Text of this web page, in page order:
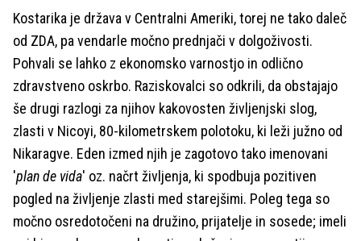
Kostarika je država v Centralni Ameriki, torej ne tako daleč
od ZDA, pa vendarle močno prednjači v dolgoživosti.
Pohvali se lahko z ekonomsko varnostjo in odlično
zdravstveno oskrbo. Raziskovalci so odkrili, da obstajajo
še drugi razlogi za njihov kakovosten življenjski slog,
zlasti v Nicoyi, 80-kilometrskem polotoku, ki leži južno od
Nikaragve. Eden izmed njih je zagotovo tako imenovani
'plan de vida' oz. načrt življenja, ki spodbuja pozitiven
pogled na življenje zlasti med starejšimi. Poleg tega so
močno osredotočeni na družino, prijatelje in sosede; imeli